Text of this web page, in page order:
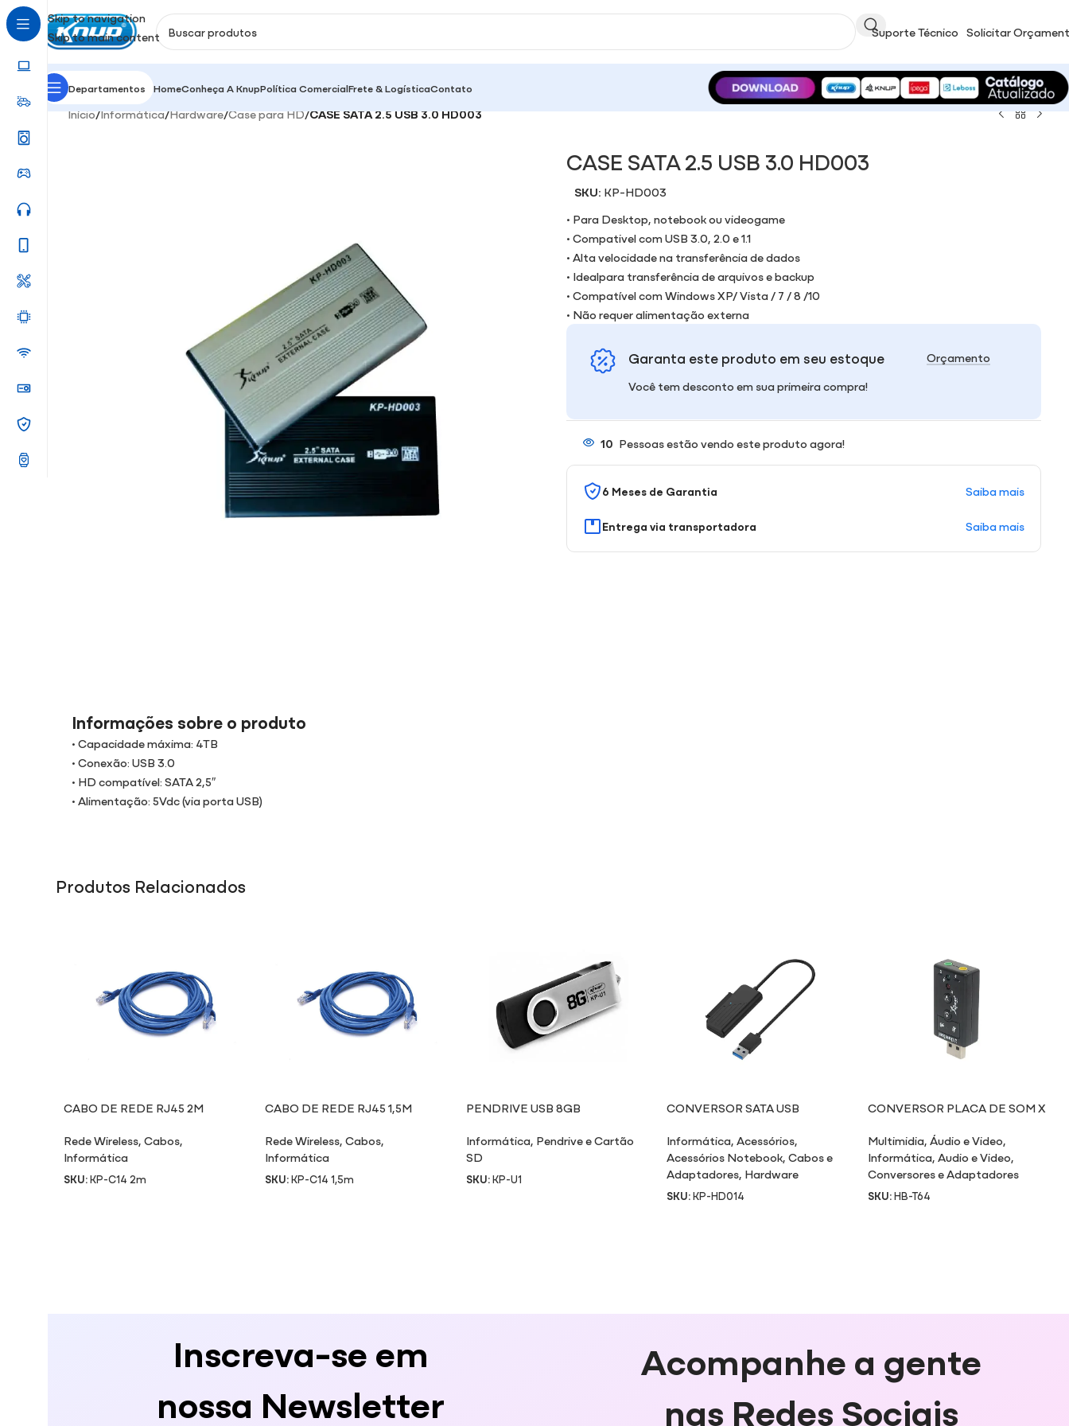
Skip to navigation
Skip to main content
Suporte Técnico Solicitar
Departamentos HomeConheça A KnupPolítica ComercialFrete & LogísticaContato
Início/Informática/Hardware/Case para HD/CASE SATA 2.5 USB 3.0 HD003
CASE SATA 2.5 USB 3.0 HD003
SKU: KP-HD003
• Para Desktop, notebook ou videogame
• Compativel com USB 3.0, 2.0 e 1.1
• Alta velocidade na transferência de dados
• Idealpara transferência de arquivos e backup
• Compatível com Windows XP/ Vista / 7 / 8 /10
• Não requer alimentação externa
Garanta este produto em seu estoque
Você tem desconto em sua primeira compra!
Orçamento
10 Pessoas estão vendo este produto agora!
6 Meses de Garantia Saiba mais
Entrega via transportadora Saiba mais
Informações sobre o produto
• Capacidade máxima: 4TB
• Conexão: USB 3.0
• HD compatível: SATA 2,5″
• Alimentação: 5Vdc (via porta USB)
Produtos Relacionados
CABO DE REDE RJ45 2M
Rede Wireless,Cabos,
Informática
SKU:KP-C14 2m
CABO DE REDE RJ45 1,5M
Rede Wireless,Cabos,
Informática
SKU:KP-C14 1,5m
PENDRIVE USB 8GB
Informática, Pendrive e Cartão
SD
SKU:KP-U1
CONVERSOR SATA USB
Informática, Acessórios,
Acessórios Notebook, Cabos e
Adaptadores, Hardware
SKU:KP-HD014
CONVERSOR PLACA DE SOM X
Multimidia,Áudio e Video,
Informática,Audio e Video,
Conversores e Adaptadores
SKU:HB-T64
Inscreva-se em
nossa Newsletter
Acompanhe a gente
nas Redes Sociais